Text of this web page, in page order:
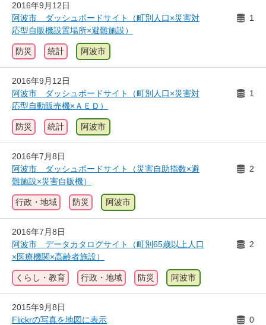
2016年9月12日
阿波市 ダッシュボードサイト（町別人口×災害対
応型自販機設置場所×避難施設）
1
防災 統計 阿波市
2016年9月12日
阿波市 ダッシュボードサイト（町別人口×災害対
応型自動販売機×ＡＥＤ）
1
防災 統計 阿波市
2016年7月8日
阿波市 ダッシュボードサイト（災害自助指数×避
難施設×災害自販機）
2
行政・地域 防災 阿波市
2016年7月8日
阿波市 データカタログサイト（町別65歳以上人口
×医療機関×高齢者施設）
2
くらし・教育 行政・地域 防災 阿波市
2015年9月8日
Flickrの写真を地図に表示
0